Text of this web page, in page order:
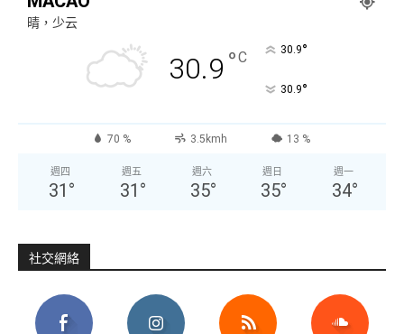
晴，少云
30.9 °C 30.9°
30.9°
70 % 3.5kmh 13 %
週四
31 °
週五
31 °
週六
35°
週日
35°
週一
34°
社交網絡